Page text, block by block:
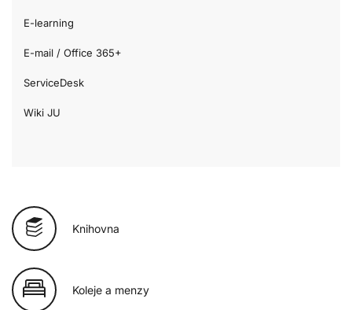
E-learning
E-mail / Office 365+
ServiceDesk
Wiki JU
Knihovna
Koleje a menzy